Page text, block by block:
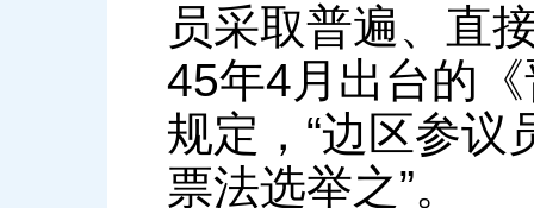
员采取普遍、直
45年4月出台的
规定，“边区参议
票法选举之”。